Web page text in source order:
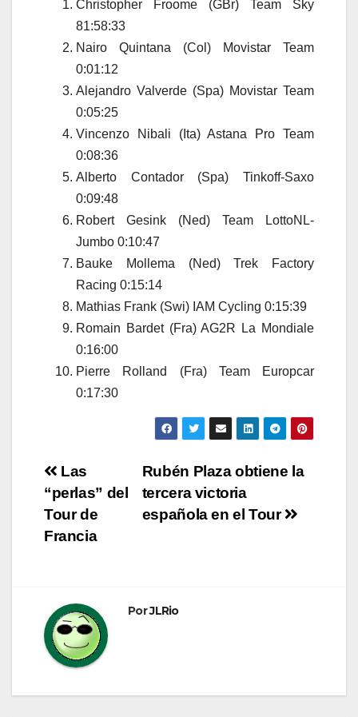
Christopher Froome (GBr) Team Sky
81:58:33
Nairo Quintana (Col) Movistar Team
0:01:12
Alejandro Valverde (Spa) Movistar Team
0:05:25
Vincenzo Nibali (Ita) Astana Pro Team
0:08:36
Alberto Contador (Spa) Tinkoff-Saxo
0:09:48
Robert Gesink (Ned) Team LottoNL-
Jumbo 0:10:47
Bauke Mollema (Ned) Trek Factory
Racing 0:15:14
Mathias Frank (Swi) IAM Cycling 0:15:39
Romain Bardet (Fra) AG2R La Mondiale
0:16:00
Pierre Rolland (Fra) Team Europcar
0:17:30
Navegación
de
entradas
Rubén Plaza obtiene la
tercera victoria
española en el Tour
Las
“perlas” del
Tour de
Francia
PorJLRio